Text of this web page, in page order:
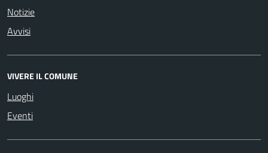
Notizie
Avvisi
VIVERE IL COMUNE
Luoghi
Eventi